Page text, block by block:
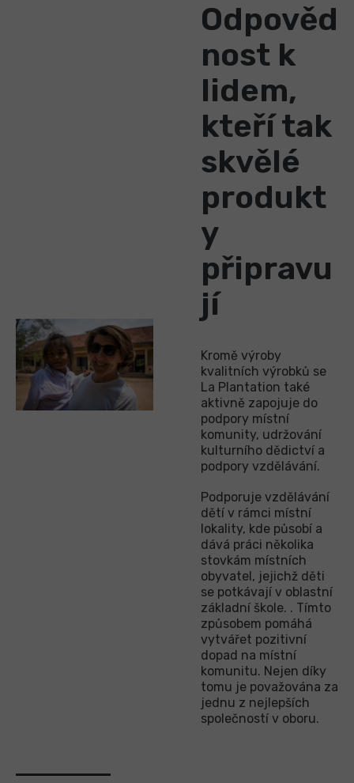
Odpověd
nost k
lidem,
kteří tak
skvělé
produkt
y
připravu
jí
Kromě výroby
kvalitních výrobků se
La Plantation také
aktivně zapojuje do
podpory místní
komunity, udržování
kulturního dědictví a
podpory vzdělávání.
Podporuje vzdělávání
dětí v rámci místní
lokality, kde působí a
dává práci několika
stovkám místních
obyvatel, jejichž děti
se potkávají v oblastní
základní škole. . Tímto
způsobem pomáhá
vytvářet pozitivní
dopad na místní
komunitu. Nejen díky
tomu je považována za
jednu z nejlepších
společností v oboru.